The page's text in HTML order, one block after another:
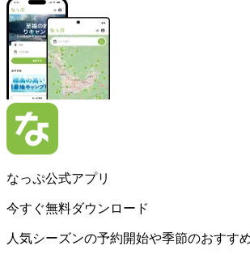
なっぷ公式アプリ
今すぐ無料ダウンロード
人気シーズンの予約開始や季節のおすす